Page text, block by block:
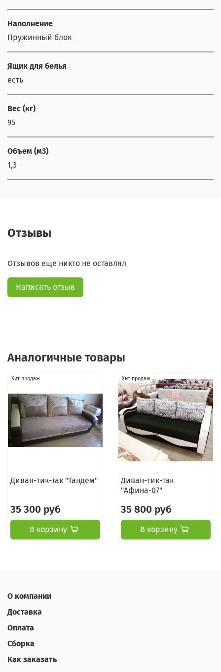
Наполнение
Пружинный блок
Ящик для белья
есть
Вес (кг)
95
Объем (м3)
1,3
Отзывы
Отзывов еще никто не оставлял
Написать отзыв
Аналогичные товары
Хит продаж
Диван-тик-так "Тандем"
35 300 руб
В корзину
Хит продаж
Диван-тик-так
"Афина-07"
35 800 руб
В корзину
О компании
Доставка
Оплата
Сборка
Как заказать